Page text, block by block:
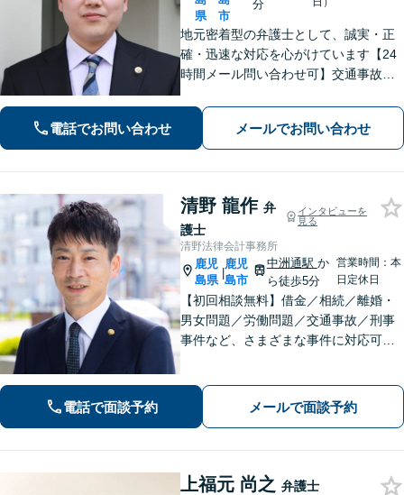
県
市
分
地元密着型の弁護士として、誠実・正
確・迅速な対応を心がけています【24
時間メール問い合わせ可】交通事故／
幅広く対応。新しい人生のスタートを
切るお手伝いをします【市電水族館口
駅2分】【完全個室】
電話でお問い合わせ メールでお問い合わせ
清野 龍作 弁
護士
インタビューを
見る
清野法律会計事務所
鹿児
島県
|
鹿児
島市
中洲通駅 か
ら徒歩5分
営業時間：本
日定休日
【初回相談無料】借金／相続／離婚・
男女問題／労働問題／交通事故／刑事
事件など、さまざまな事件に対応可能
談される方も、お気軽にご相談くださ
い。
電話で面談予約 メールで面談予約
上福元 尚之 弁護士